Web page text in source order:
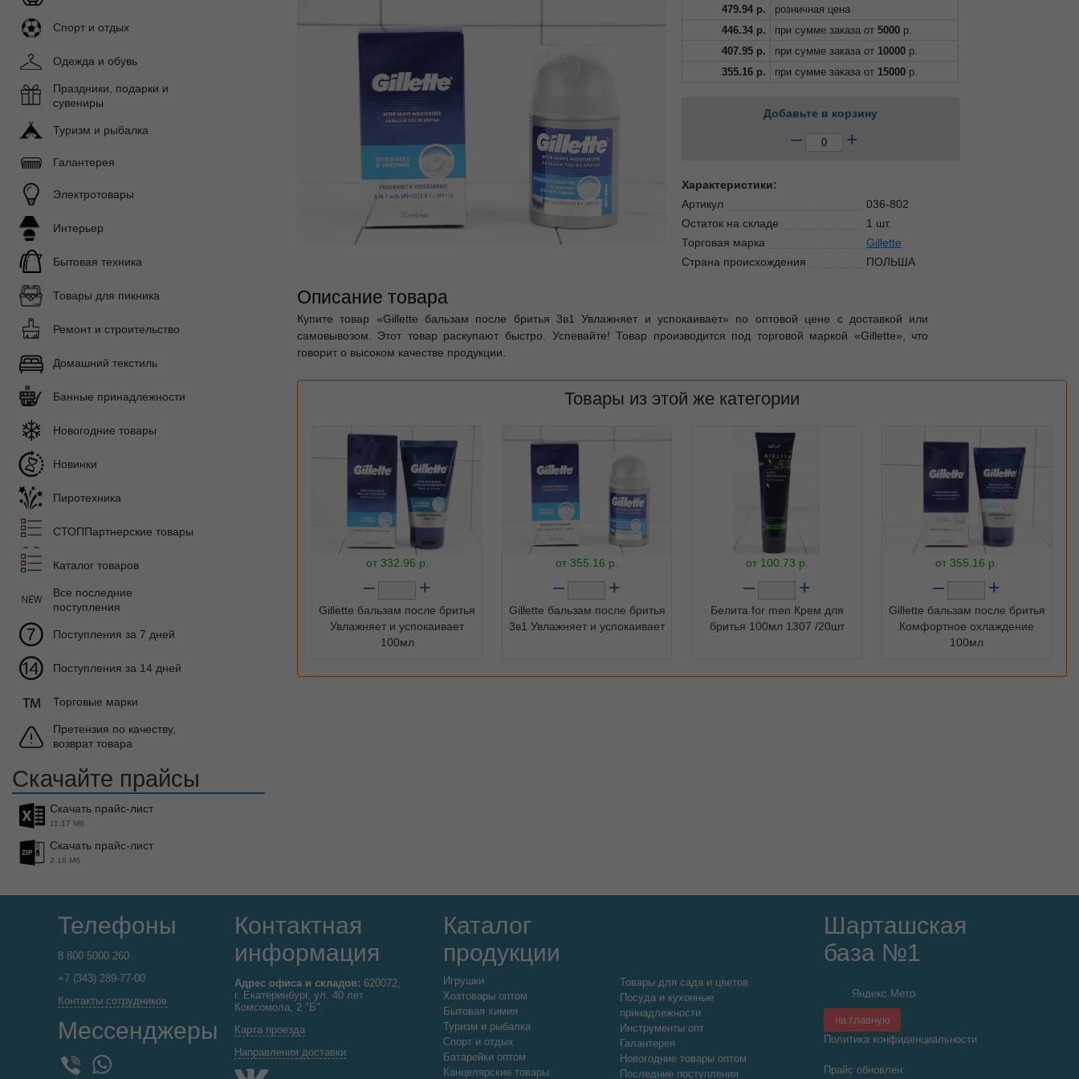
479.94 р.
розничная цена
446.34 р. при сумме заказа от5000 р.
407.95 р. при сумме заказа от 10000 р.
355.16 р. при сумме заказа от 15000 р.
Добавьте в корзину
– +
Характеристики:
Артикул
036-802
Остаток на складе
1 шт.
Торговая марка
Gillette
Страна происхождения
ПОЛЬША
Описание товара
Купите товар «Gillette бальзам после бритья 3в1 Увлажняет и успокаивает» по оптовой цене с доставкой или
самовывозом. Этот товар раскупают быстро. Успевайте! Товар производится под торговой маркой «Gillette», что
говорит о высоком качестве продукции.
Товары из этой же категории
от 332.96 р.
– +
Gillette бальзам после бритья
Увлажняет и успокаивает
100мл
от355.16 р.
– +
Gillette бальзам после бритья
3в1 Увлажняет и успокаивает
от 100.73 р.
– +
Белита for men Крем для
бритья 100мл 1307 /20шт
от355.16 р.
– +
Gillette бальзам после бритья
Комфортное охлаждение
100мл
Спорт и отдых
Одежда и обувь
Праздники, подарки и
сувениры
Туризм и рыбалка
Галантерея
Электротовары
Интерьер
Бытовая техника
Товары для пикника
Ремонт и строительство
Домашний текстиль
Банные принадлежности
Новогодние товары
Новинки
Пиротехника
СТОППартнерские товары
Каталог товаров
Все последние
поступления
Поступления за 7 дней
Поступления за 14 дней
Торговые марки
Претензия по качеству,
возврат товара
Скачайте прайсы
Скачать прайс-лист
11.17 Мб
Скачать прайс-лист
2.18 Мб
Телефоны
8 800 5000 260
+7 (343) 289-77-00
Контакты сотрудников
Мессенджеры
WhatsApp
Контактная
информация
Адрес офиса и складов: 620072,
г. Екатеринбург, ул. 40 лет
Комсомола, 2 "Б".
Карта проезда
Направления доставки
Каталог
продукции
Игрушки
Хозтовары оптом
Бытовая химия
Туризм и рыбалка
Спорт и отдых
Батарейки оптом
Канцелярские товары
Товары для сада и цветов
Посуда и кухонные
принадлежности
Инструменты опт
Галантерея
Новогодние товары оптом
Последние поступления
Шарташская
база №1
на главную
Политика конфиденциальности
Прайс обновлен: